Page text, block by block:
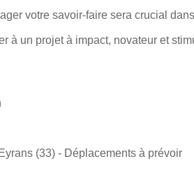
votre savoir-faire sera crucial
à un projet à impact, novateur et
(33) - Déplacements à prévoir